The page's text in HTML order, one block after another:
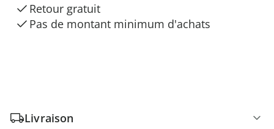
Retour gratuit
Pas de montant minimum d'achats
Livraison